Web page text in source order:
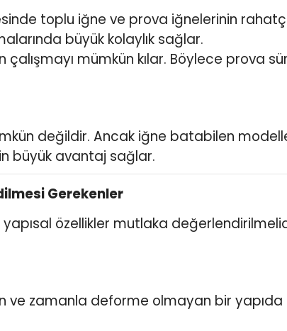
toplu iğne ve prova iğnelerinin
büyük kolaylık sağlar.
mümkün kılar. Böylece prova
değildir. Ancak iğne batabilen
büyük avantaj sağlar.
Gerekenler
özellikler mutlaka
ve zamanla deforme olmayan bir yapıda